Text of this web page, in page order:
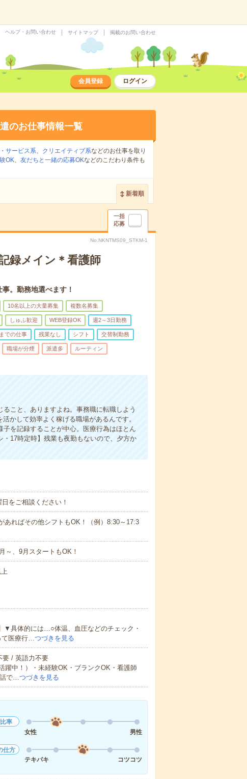
ヘルプ・お問い合わせ サイトマップ 掲載のお問い合わせ
会員登録 ログイン
のお仕事情報一覧
サービス系、 クリエイティブ系などのお仕事を取り
OK、 友だちと一緒の応募OKなどのこだわり条件も
新着順
一括
応募
No.NKNTMS09_STKM-1
録メイン＊看護師
。勤務地選べます！
10名以上の大量募集 複数名募集
しゅふ歓迎 WEB登録OK 週2～3日勤務
での仕事 残業なし シフト 交替制勤務
職場が分煙 派遣多 ルーティン
こと、ありますよね。事務職に転職しよう
かして効率よく稼げる職場があるんです。
子を記録することが中心。医療行為はほとん
17時定時】残業も夜勤もないので、夕方か
をご相談ください！
あればその他シフトもOK！（例）8:30～17:3
、9月スタートもOK！
▼具体的には…○体温、血圧などのチェック・
て医療行…つづきを見る
要 / 英語力不要
中！）・未経験OK・ブランクOK・看護師
で…つづきを見る
率
女性
男性
仕方
テキパキ
コツコツ